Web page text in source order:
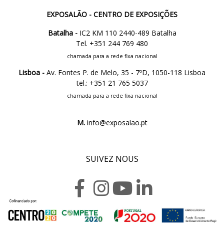
EXPOSALÃO - CENTRO DE EXPOSIÇÕES
Batalha -IC2 KM 110 2440-489 Batalha
Tel. +351 244 769 480
chamada para a rede fixa nacional
Lisboa - Av. Fontes P. de Melo, 35 - 7ºD, 1050-118 Lisboa
tel.: +351 21 765 5037
chamada para a rede fixa nacional
M.info@exposalao.pt
SUIVEZ NOUS